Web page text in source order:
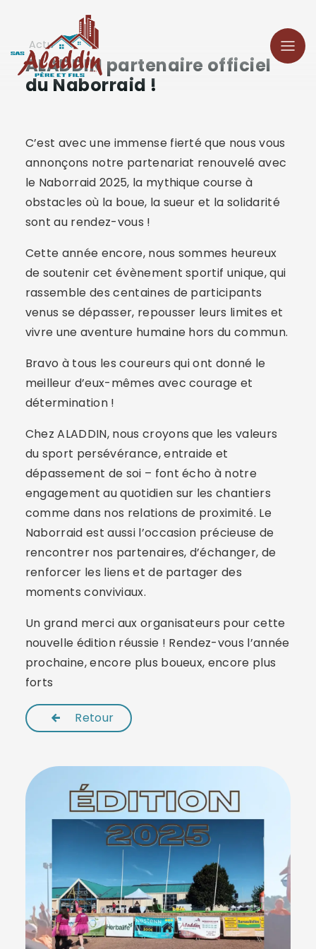
Actu
ALADDIN partenaire officiel
du Naborraid !
C’est avec une immense fierté que nous vous
annonçons notre partenariat renouvelé avec
le Naborraid 2025, la mythique course à
obstacles où la boue, la sueur et la solidarité
sont au rendez-vous !
Cette année encore, nous sommes heureux
de soutenir cet évènement sportif unique, qui
rassemble des centaines de participants
venus se dépasser, repousser leurs limites et
vivre une aventure humaine hors du commun.
Bravo à tous les coureurs qui ont donné le
meilleur d’eux-mêmes avec courage et
détermination !
Chez ALADDIN, nous croyons que les valeurs
du sport persévérance, entraide et
dépassement de soi – font écho à notre
engagement au quotidien sur les chantiers
comme dans nos relations de proximité. Le
Naborraid est aussi l’occasion précieuse de
rencontrer nos partenaires, d’échanger, de
renforcer les liens et de partager des
moments conviviaux.
Un grand merci aux organisateurs pour cette
nouvelle édition réussie ! Rendez-vous l’année
prochaine, encore plus boueux, encore plus
forts
Retour